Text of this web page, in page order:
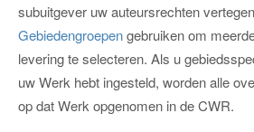
subuitgever uw auteursrechten
Gebiedengroepengebruiken om
levering te selecteren. Als u
uw Werk hebt ingesteld, worden alle
op dat Werk opgenomen in de CWR.